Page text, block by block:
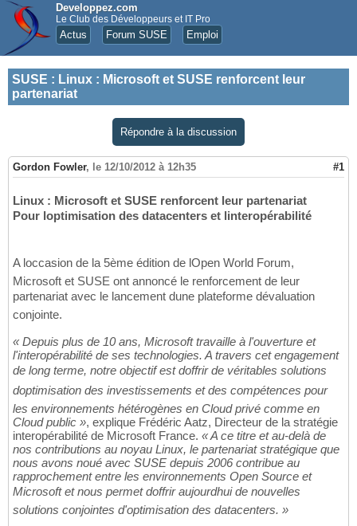
Developpez.com
Le Club des Développeurs et IT Pro
Actus Forum SUSE Emploi
SUSE : Linux : Microsoft et SUSE renforcent leur
partenariat
Répondre à la discussion
Gordon Fowler, le 12/10/2012 à 12h35 #1
Linux : Microsoft et SUSE renforcent leur partenariat
Pour loptimisation des datacenters et linteropérabilité
A loccasion de la 5ème édition de lOpen World Forum,
Microsoft et SUSE ont annoncé le renforcement de leur
partenariat avec le lancement dune plateforme dévaluation
conjointe.
« Depuis plus de 10 ans, Microsoft travaille à l'ouverture et
l'interopérabilité de ses technologies. A travers cet engagement
de long terme, notre objectif est doffrir de véritables solutions
doptimisation des investissements et des compétences pour
les environnements hétérogènes en Cloud privé comme en
Cloud public », explique Frédéric Aatz, Directeur de la stratégie
interopérabilité de Microsoft France. « A ce titre et au-delà de
nos contributions au noyau Linux, le partenariat stratégique que
nous avons noué avec SUSE depuis 2006 contribue au
rapprochement entre les environnements Open Source et
Microsoft et nous permet doffrir aujourdhui de nouvelles
solutions conjointes d'optimisation des datacenters. »